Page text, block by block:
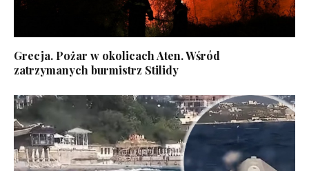
Grecja. Pożar w okolicach Aten. Wśród
zatrzymanych burmistrz Stilidy